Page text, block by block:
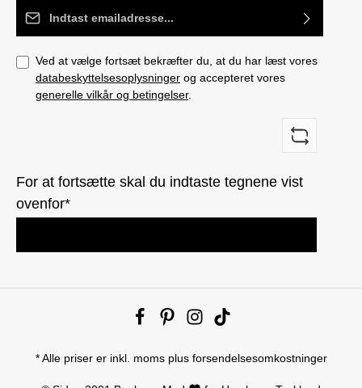
Email adresse*
Ved at vælge fortsæt bekræfter du, at du har læst vores
databeskyttelsesoplysninger og accepteret vores
generelle vilkår og betingelser.
For at fortsætte skal du indtaste tegnene vist
ovenfor*
* Alle priser er inkl. moms plus forsendelsesomkostninger